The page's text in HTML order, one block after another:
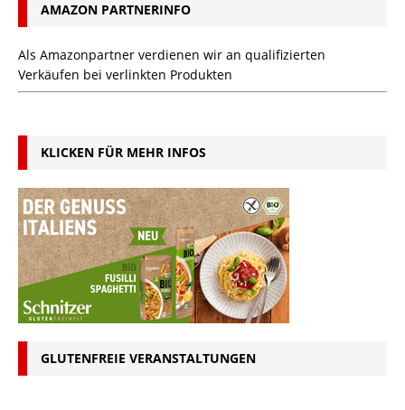
AMAZON PARTNERINFO
Als Amazonpartner verdienen wir an qualifizierten
Verkäufen bei verlinkten Produkten
KLICKEN FÜR MEHR INFOS
GLUTENFREIE VERANSTALTUNGEN